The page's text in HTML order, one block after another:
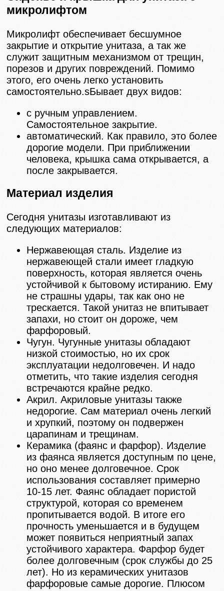
микролифтом
Микролифт обеспечивает бесшумное
закрытие и открытие унитаза, а так же
служит защитным механизмом от трещин,
порезов и других повреждений. Помимо
этого, его очень легко установить
самостоятельно.sБывает двух видов:
с ручным управлением.
Самостоятельное закрытие.
автоматический. Как правило, это более
дорогие модели. При приближении
человека, крышка сама открывается, а
после закрывается.
Материал изделия
Сегодня унитазы изготавливают из
следующих материалов:
Нержавеющая сталь. Изделие из
нержавеющей стали имеет гладкую
поверхность, которая является очень
устойчивой к бытовому истиранию. Ему
не страшны удары, так как оно не
трескается. Такой унитаз не впитывает
запахи, но стоит он дороже, чем
фарфоровый.
Чугун. Чугунные унитазы обладают
низкой стоимостью, но их срок
эксплуатации недолговечен. И надо
отметить, что такие изделия сегодня
встречаются крайне редко.
Акрил. Акриловые унитазы также
недорогие. Сам материал очень легкий
и хрупкий, поэтому он подвержен
царапинам и трещинам.
Керамика (фаянс и фарфор). Изделие
из фаянса является доступным по цене,
но оно менее долговечное. Срок
использования составляет примерно
10-15 лет. Фаянс обладает пористой
структурой, которая со временем
пропитывается водой. В итоге его
прочность уменьшается и в будущем
может появиться неприятный запах
устойчивого характера. Фарфор будет
более долговечным (срок службы до 25
лет). Но из керамических унитазов
фарфоровые самые дорогие. Плюсом